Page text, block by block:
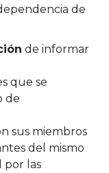
de
de informar
que se
de
sus miembros
del mismo
por las